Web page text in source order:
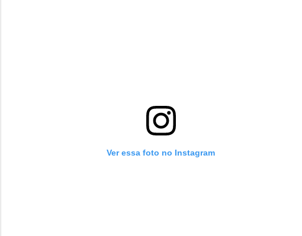
Ver essa foto no Instagram